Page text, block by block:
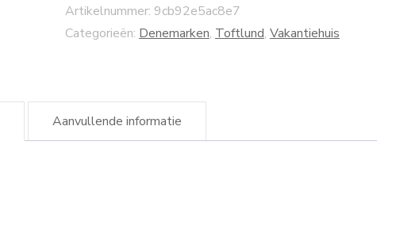
Artikelnummer: 9cb92e5ac8e7
Categorieën: Denemarken, Toftlund, Vakantiehuis
Aanvullende informatie